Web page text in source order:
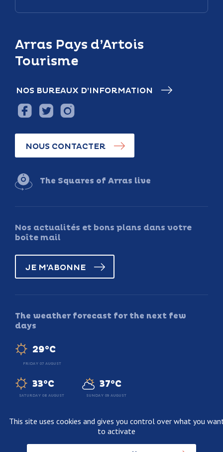
Arras Pays d’Artois
Tourisme
NOS BUREAUX D’INFORMATION
NOUS CONTACTER
The Squares of Arras live
Nos actualités et bons plans dans votre
boîte mail
JE M'ABONNE
The weather forecast for the next few
days
29°C
FRIDAY 07 AUGUST
33°C
SATURDAY 08 AUGUST
37°C
SUNDAY 09 AUGUST
This site uses cookies and gives you control over what you
to activate